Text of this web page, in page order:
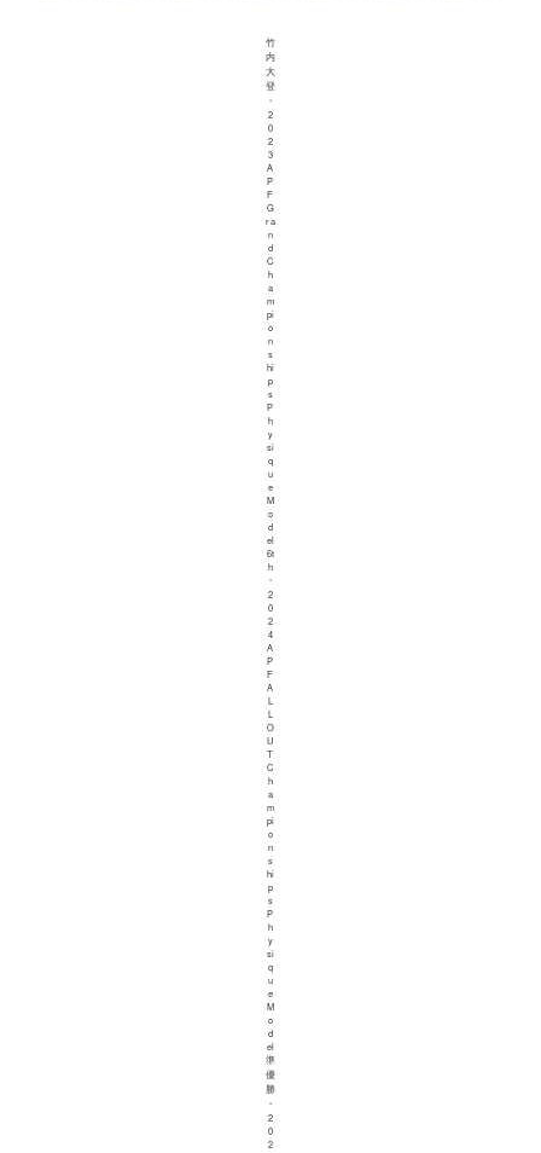
竹
内
大
登
・
2
0
2
3
A
P
F
G
ra
n
d
C
h
a
m
pi
o
n
s
hi
p
s
P
h
y
si
q
u
e
M
o
d
el
6t
h
・
2
0
2
4
A
P
F
A
L
L
O
U
T
C
h
a
m
pi
o
n
s
hi
p
s
P
h
y
si
q
u
e
M
o
d
el
準
優
勝
・
2
0
2